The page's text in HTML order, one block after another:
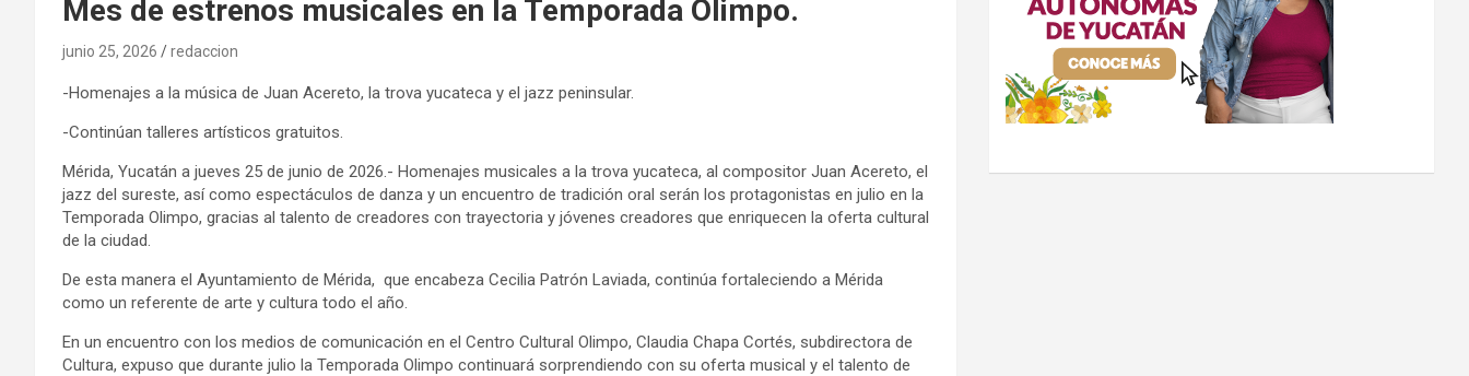
Mes de estrenos musicales en la Temporada Olimpo.
junio 25, 2026 redaccion
-Homenajes a la música de Juan Acereto, la trova yucateca y el jazz peninsular.
-Continúan talleres artísticos gratuitos.
Mérida, Yucatán a jueves 25 de junio de 2026.- Homenajes musicales a la trova yucateca, al compositor Juan Acereto, el
jazz del sureste, así como espectáculos de danza y un encuentro de tradición oral serán los protagonistas en julio en la
Temporada Olimpo, gracias al talento de creadores con trayectoria y jóvenes creadores que enriquecen la oferta cultural
de la ciudad.
De esta manera el Ayuntamiento de Mérida, que encabeza Cecilia Patrón Laviada, continúa fortaleciendo a Mérida
como un referente de arte y cultura todo el año.
En un encuentro con los medios de comunicación en el Centro Cultural Olimpo, Claudia Chapa Cortés, subdirectora de
Cultura, expuso que durante julio la Temporada Olimpo continuará sorprendiendo con su oferta musical y el talento de